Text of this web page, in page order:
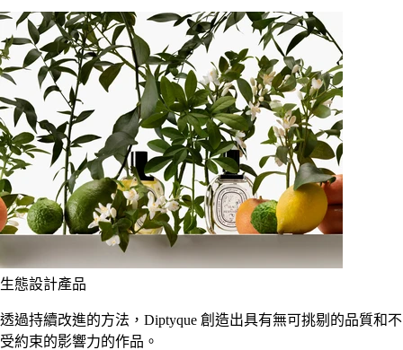
生態設計產品
透過持續改進的方法，Diptyque 創造出具有無可挑剔的品質和不
受約束的影響力的作品。